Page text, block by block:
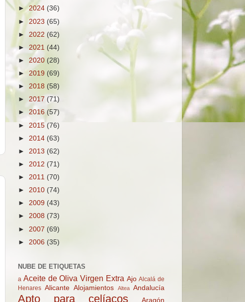
►2024 (36)
► 2023 (65)
► 2022 (62)
► 2021 (44)
► 2020 (28)
► 2019 (69)
► 2018 (58)
► 2017 (71)
► 2016 (57)
► 2015 (76)
► 2014 (63)
► 2013 (62)
► 2012 (71)
► 2011 (70)
► 2010 (74)
► 2009 (43)
► 2008 (73)
► 2007 (69)
► 2006 (35)
NUBE DE ETIQUETAS
a Aceite de Oliva Virgen Extra Ajo Alcalá de
Henares Alicante Alojamientos Altea Andalucía
Apto para celíacos Aragón